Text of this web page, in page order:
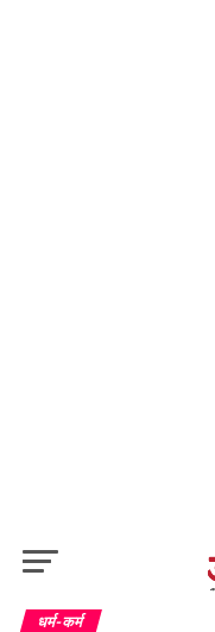
धर्म-कर्म